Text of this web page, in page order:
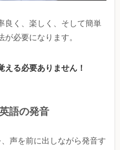
良く、楽しく、そして簡単
必要になります。
る必要ありません！
語の発音
、声を前に出しながら発音す